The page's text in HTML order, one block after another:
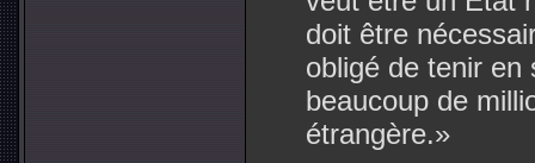
doit être
obligé de tenir en
beaucoup de
étrangère.»